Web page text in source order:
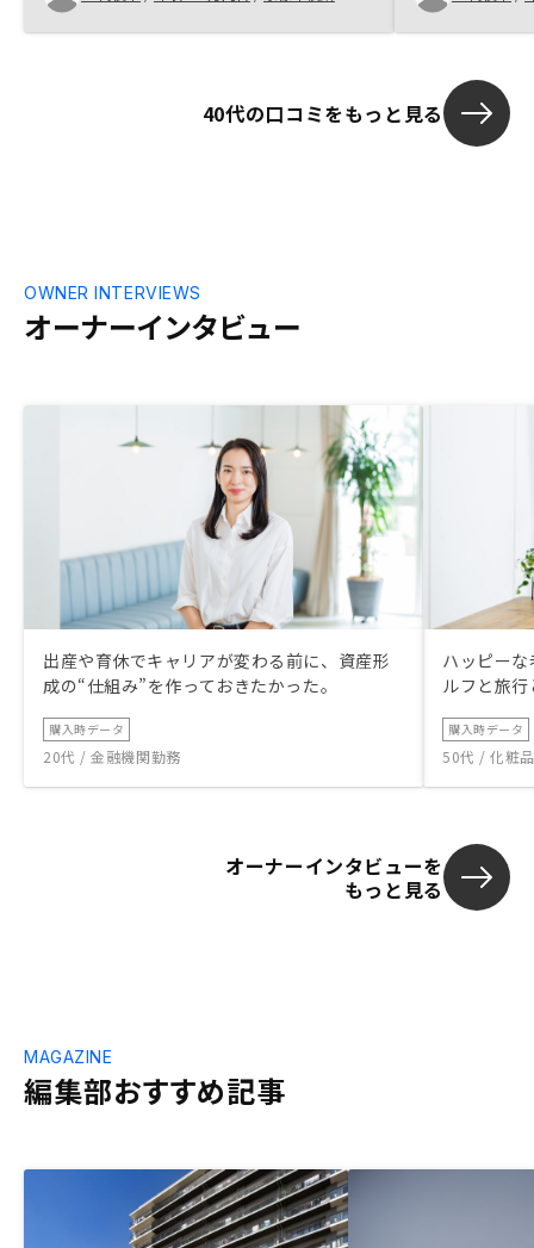
30分程度の説明と言われたが、1時間近く
かかった。
った。 もう少
てほしい
40代の口コミをもっと見る
オーナーインタビュー
OWNER INTERVIEWS
出産や育休でキャリアが変わる前に、資産形
成の“仕組み”を作っておきたかった。
購入時データ
20代 / 金融機関勤務
ハッピー
ルフと旅
購入時データ
50代 / 化粧
オーナーインタビューを
もっと見る
編集部おすすめ記事
MAGAZINE